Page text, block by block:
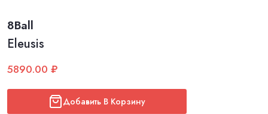
8Ball
Eleusis
5890.00 ₽
Добавить В Корзину